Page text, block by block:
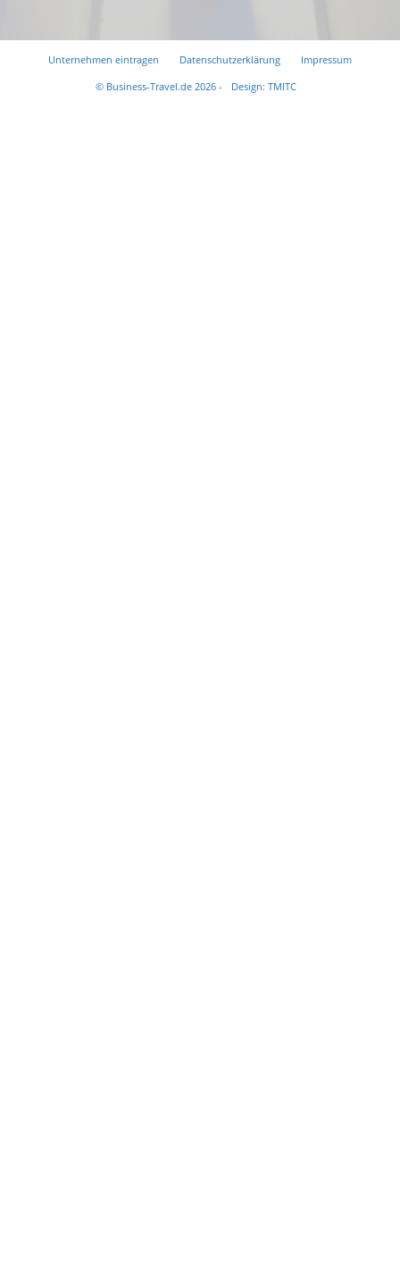
Unternehmen eintragen Datenschutzerklärung
Impressum
© Business-Travel.de 2026 -
Design: TMITC